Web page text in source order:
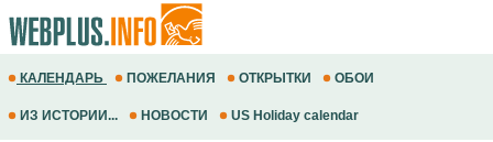
КАЛЕНДАРЬ ПОЖЕЛАНИЯ ОТКРЫТКИ ОБОИ
ИЗ ИСТОРИИ... НОВОСТИ US Holiday calendar